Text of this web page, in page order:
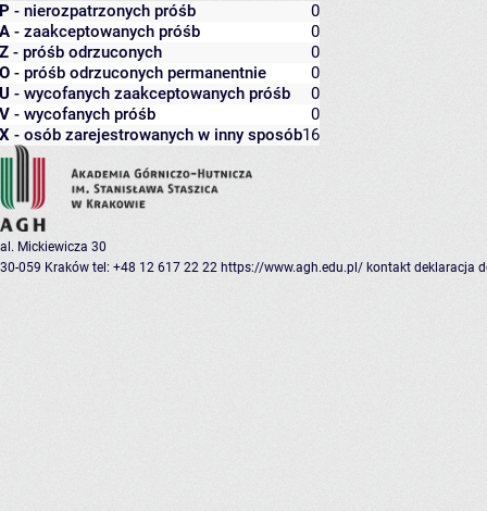
P - nierozpatrzonych próśb
0
A - zaakceptowanych próśb
0
Z - próśb odrzuconych
0
O - próśb odrzuconych permanentnie
0
U - wycofanych zaakceptowanych próśb
0
V - wycofanych próśb
0
X - osób zarejestrowanych w inny sposób16
al. Mickiewicza 30
30-059 Kraków tel: +48 12 617 22 22 https://www.agh.edu.pl/ kontakt deklaracja